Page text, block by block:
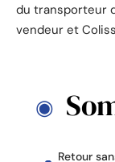
du transporteur
vendeur et
Retour